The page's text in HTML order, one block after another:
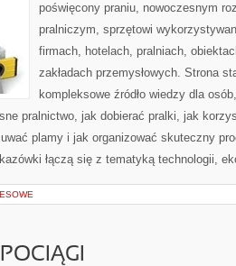
poświęcony praniu, nowoczesnym
pralniczym, sprzętowi
firmach, hotelach, pralniach,
zakładach przemysłowych. Strona
kompleksowe źródło wiedzy dla
pralnictwo, jak dobierać pralki, jak
plamy i jak organizować skuteczny
łączą się z tematyką technologii,